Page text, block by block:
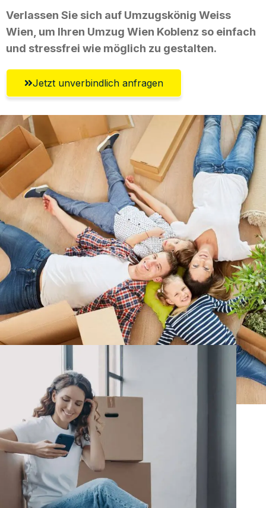
Verlassen Sie sich auf Umzugskönig Weiss
Wien, um Ihren Umzug Wien Koblenz so einfach
und stressfrei wie möglich zu gestalten.
Jetzt unverbindlich anfragen